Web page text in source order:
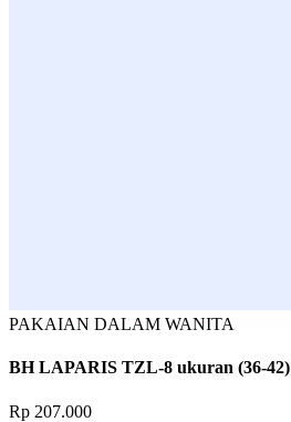
PAKAIAN DALAM WANITA
BH LAPARIS TZL-8 ukuran (36-42)
Rp 207.000